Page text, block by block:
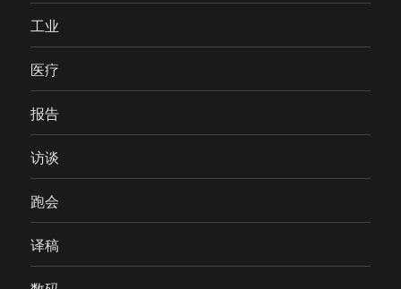
工业
医疗
报告
访谈
跑会
译稿